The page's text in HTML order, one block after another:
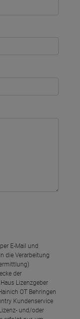
E-Mail und
die Verarbeitung
der
Lizenzgeber
OT Behringen
Kundenservice
und/oder